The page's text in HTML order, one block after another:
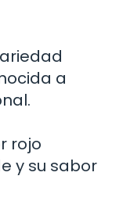
a
rojo
y su sabor